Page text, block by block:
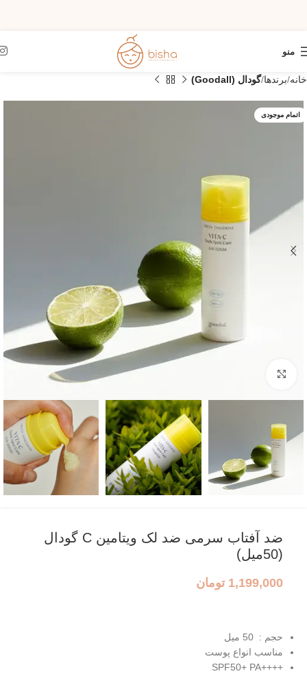
منو
خانه برندها گودال (Goodall)
اتمام موجودی
ضد آفتاب سرمی ضد لک ویتامین C گودال
(50میل)
1,199,000 تومان
حجم : 50 میل
مناسب انواع پوست
++++SPF50+ PA